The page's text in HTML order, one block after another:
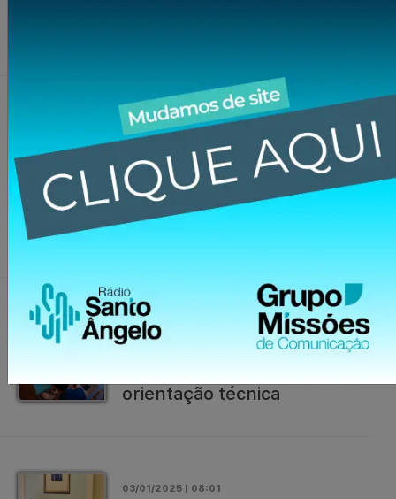
03/01/2025 | 09:01
Prefeito Cornélio Grimm,
vice Greice Wentz e
vereadores são
empossados em Vitória das
03/01/2025 | 08:01
Projetos dos 400 anos das
orientação técnica
03/01/2025 | 08:01